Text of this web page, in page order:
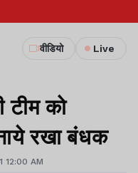
वीडियो Live
टीम को
रखा बंधक
12:00 AM